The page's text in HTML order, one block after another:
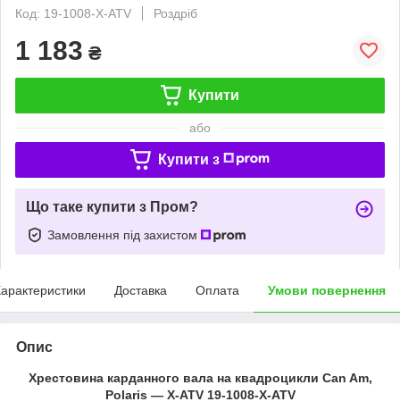
Код: 19-1008-X-ATV
Роздріб
1 183 ₴
Купити
або
Купити з
Що таке купити з Пром?
Замовлення під захистом
Доставка Оплата Умови повернення
Опис
Хрестовина карданного вала на квадроцикли Can Am,
Polaris — X-ATV 19-1008-X-ATV